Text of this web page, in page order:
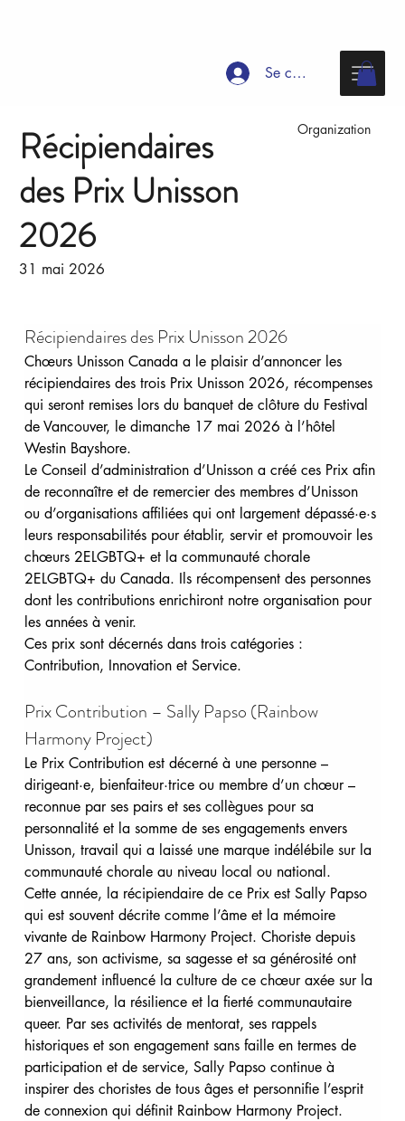
Se connecter
Organization
Récipiendaires
des Prix Unisson
2026
31 mai 2026
Récipiendaires des Prix Unisson 2026
Chœurs Unisson Canada a le plaisir d’annoncer les
récipiendaires des trois Prix Unisson 2026, récompenses
qui seront remises lors du banquet de clôture du Festival
de Vancouver, le dimanche 17 mai 2026 à l’hôtel
Westin Bayshore.
Le Conseil d’administration d’Unisson a créé ces Prix afin
de reconnaître et de remercier des membres d’Unisson
ou d’organisations affiliées qui ont largement dépassé·e·s
leurs responsabilités pour établir, servir et promouvoir les
chœurs 2ELGBTQ+ et la communauté chorale
2ELGBTQ+ du Canada. Ils récompensent des personnes
dont les contributions enrichiront notre organisation pour
les années à venir.
Ces prix sont décernés dans trois catégories :
Contribution, Innovation et Service.
Prix Contribution – Sally Papso (Rainbow
Harmony Project)
Le Prix Contribution est décerné à une personne –
dirigeant·e, bienfaiteur·trice ou membre d’un chœur –
reconnue par ses pairs et ses collègues pour sa
personnalité et la somme de ses engagements envers
Unisson, travail qui a laissé une marque indélébile sur la
communauté chorale au niveau local ou national.
Cette année, la récipiendaire de ce Prix est Sally Papso
qui est souvent décrite comme l’âme et la mémoire
vivante de Rainbow Harmony Project. Choriste depuis
27 ans, son activisme, sa sagesse et sa générosité ont
grandement influencé la culture de ce chœur axée sur la
bienveillance, la résilience et la fierté communautaire
queer. Par ses activités de mentorat, ses rappels
historiques et son engagement sans faille en termes de
participation et de service, Sally Papso continue à
inspirer des choristes de tous âges et personnifie l’esprit
de connexion qui définit Rainbow Harmony Project.